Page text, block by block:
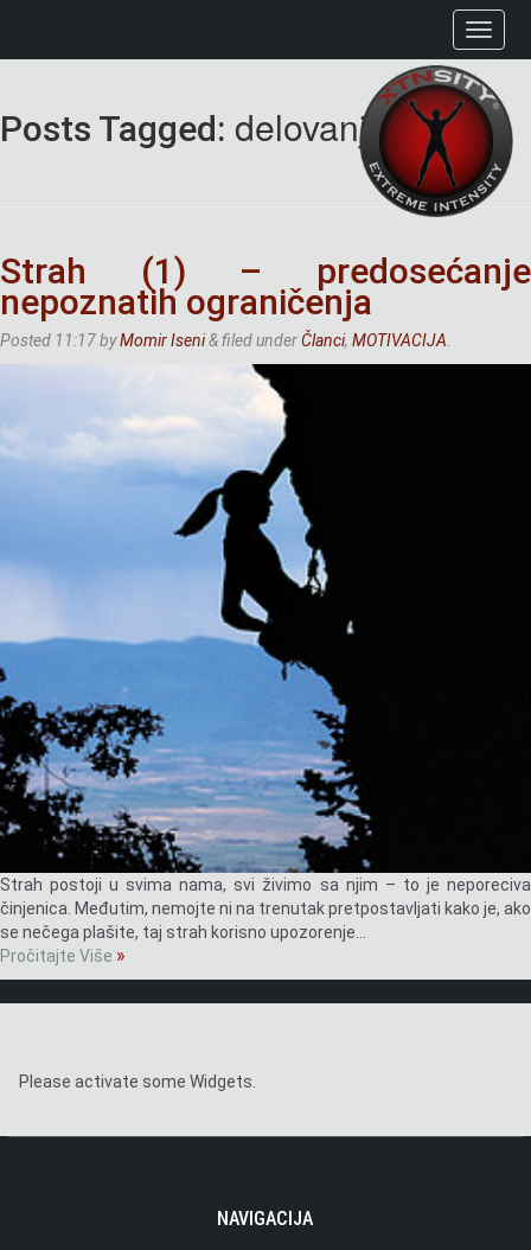
Posts Tagged: delovanje
Strah (1) – predosećanje
nepoznatih ograničenja
Posted 11:17byMomir Iseni&filed underČlanci, MOTIVACIJA
Strah postoji u svima nama, svi živimo sa njim – to je neporeciva
činjenica. Međutim, nemojte ni na trenutak pretpostavljati kako je, ako
se nečega plašite, taj strah korisno upozorenje…
Pročitajte Više »
Please activate some Widgets.
NAVIGACIJA